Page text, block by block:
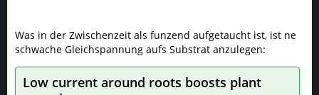
Was in der Zwischenzeit als funzend aufgetaucht ist, ist ne
schwache Gleichspannung aufs Substrat anzulegen:
Low current around roots boosts plant